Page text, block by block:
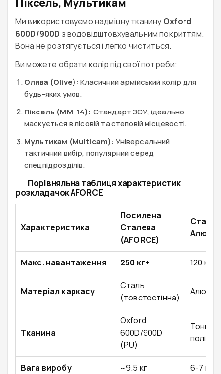
Піксель, Мультикам
Ми використовуємо надміцну тканину Oxford
600D/900D з водовідштовхувальним покриттям.
Вона не розтягується і легко чиститься.
Ви можете обрати колір під свої потреби:
Олива (Olive): Класичний армійський колір для
будь-яких умов.
Піксель (MM-14): Стандарт ЗСУ, ідеально
маскується в лісовій та степовій місцевості.
Мультикам (Multicam): Універсальний
тактичний вибір, популярний серед
спецпідрозділів.
Порівняльна таблиця характеристик
розкладачок AFORCE
Характеристика
Посилена
Сталева
(AFORCE)
Макс. навантаження 250 кг+ 120 кг
Матеріал каркасу
Сталь
(товстостінна)
Тканина
Oxford
600D/900D
(PU)
Тонкий
Вага виробу ~9.5 кг 6-7 кг